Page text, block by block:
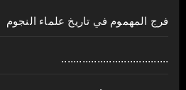
فرج المهموم في تاريخ علماء النجوم
....................................